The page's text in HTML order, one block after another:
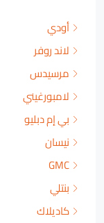
أودي
لاند روفر
مرسيدس
لامبورغيني
بي إم دبليو
نيسان
GMC
بنتلي
كاديلاك